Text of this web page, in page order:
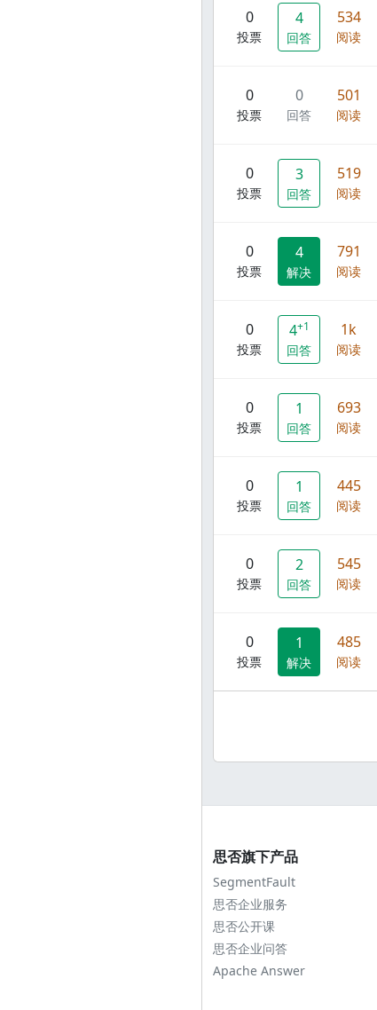
0
投票
4
回答
534
阅读
0
投票
0
回答
501
阅读
0
投票
3
回答
519
阅读
0
投票
4
解决
791
阅读
0
投票
4+1
回答
1k
阅读
0
投票
1
回答
693
阅读
0
投票
1
回答
445
阅读
0
投票
2
回答
545
阅读
0
投票
1
解决
485
阅读
思否旗下产品
SegmentFault
思否企业服务
思否公开课
思否企业问答
Apache Answer